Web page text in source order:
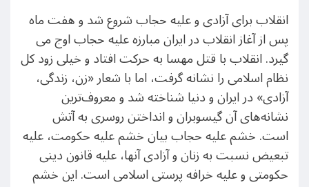
انقلاب برای آزادی و علیه حجاب شروع شد و هفت ماه
پس از آغاز انقلاب در ایران مبارزه علیه حجاب اوج می
گیرد. انقلاب با قتل مهسا به حرکت افتاد و خیلی زود کل
نظام اسلامی را نشانه گرفت، اما با شعار «زن، زندگی،
آزادی» در ایران و دنیا شناخته شد و معروف‌ترین
نشانه‌های آن گیسوبران و انداختن روسری به آتش
است. خشم علیه حجاب بیان خشم علیه حکومت، علیه
تبعیض نسبت به زنان و آزادی آنها، علیه قانون دینی
حکومتی و علیه خرافه پرستی اسلامی است. این خشم